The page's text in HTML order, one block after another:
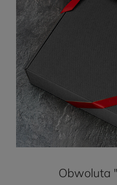
Obwoluta